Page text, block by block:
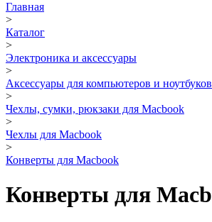
Главная
>
Каталог
>
Электроника и аксессуары
>
Аксессуары для компьютеров и ноутбуков
>
Чехлы, сумки, рюкзаки для Macbook
>
Чехлы для Macbook
>
Конверты для Macbook
Конверты для